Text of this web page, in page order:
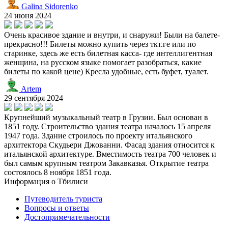
Galina Sidorenko
24 июня 2024
Очень красивое здание и внутри, и снаружи! Были на балете-
прекрасно!!! Билеты можно купить через ткт.ге или по
старинке, здесь же есть билетная касса- где интеллигентная
женщина, на русском языке помогает разобраться, какие
билеты по какой цене) Кресла удобные, есть буфет, туалет.
Artem
29 сентября 2024
Крупнейший музыкальный театр в Грузии. Был основан в
1851 году. Строительство здания театра началось 15 апреля
1947 года. Здание строилось по проекту итальянского
архитектора Скудьери Джованни. Фасад здания относится к
итальянской архитектуре. Вместимость театра 700 человек и
был самым крупным театром Закавказья. Открытие театра
состоялось 8 ноября 1851 года.
Информация о Тбилиси
Путеводитель туриста
Вопросы и ответы
Достопримечательности